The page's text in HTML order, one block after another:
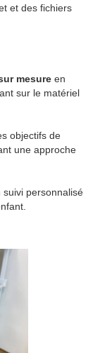
et des fichiers
mesure en
sur le matériel
objectifs de
une approche
suivi personnalisé